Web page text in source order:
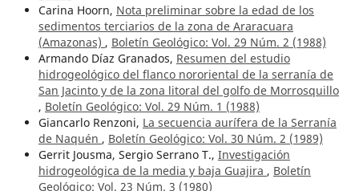
Carina Hoorn, Nota preliminar sobre la edad de los
sedimentos terciarios de la zona de Araracuara
(Amazonas) , Boletín Geológico: Vol. 29 Núm. 2 (1988)
Armando Díaz Granados, Resumen del estudio
hidrogeológico del flanco nororiental de la serranía de
San Jacinto y de la zona litoral del golfo de Morrosquillo
, Boletín Geológico: Vol. 29 Núm. 1 (1988)
Giancarlo Renzoni, La secuencia aurífera de la Serranía
de Naquén , Boletín Geológico: Vol. 30 Núm. 2 (1989)
Gerrit Jousma, Sergio Serrano T., Investigación
hidrogeológica de la media y baja Guajira , Boletín
Geológico: Vol. 23 Núm. 3 (1980)